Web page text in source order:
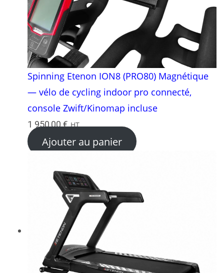
Spinning Etenon ION8 (PRO80) Magnétique
— vélo de cycling indoor pro connecté,
console Zwift/Kinomap incluse
1 950,00€ HT
Ajouter au panier